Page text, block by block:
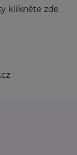
klikněte zde